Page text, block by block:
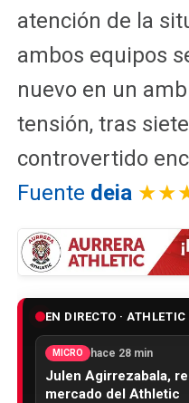
atención de la
ambos equipos
nuevo en un
tensión, tras
controvertido
Fuente deia
EN DIRECTO · ATHLETIC
MICRO hace 28 min
Julen Agirrezabala,
mercado del Athletic